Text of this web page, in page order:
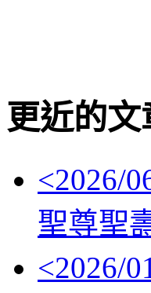
更近的文
<2026/
聖尊聖
<2026/